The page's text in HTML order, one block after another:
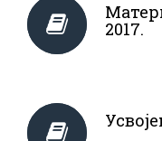
2017.